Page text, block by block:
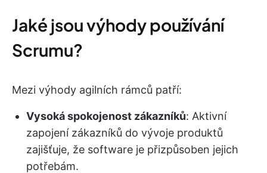
Jaké jsou výhody používání
Scrumu?
Mezi výhody agilních rámců patří:
Vysoká spokojenost zákazníků: Aktivní
zapojení zákazníků do vývoje produktů
zajišťuje, že software je přizpůsoben jejich
potřebám.